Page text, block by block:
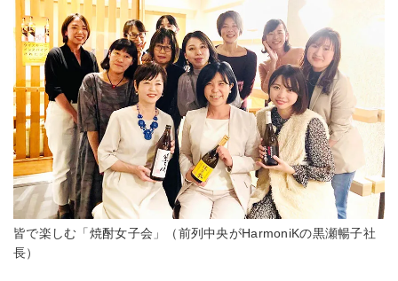
皆で楽しむ「焼酎女子会」（前列中央がHarmoniKの黒瀬暢子社
長）